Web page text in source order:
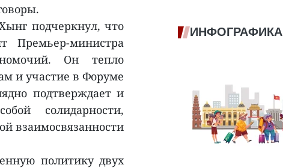
подчеркнул, что
Премьер-министра
Он тепло
и участие в Форуме
подтверждает и
солидарности,
взаимосвязанности
политику двух
ИНФОГРАФИКА